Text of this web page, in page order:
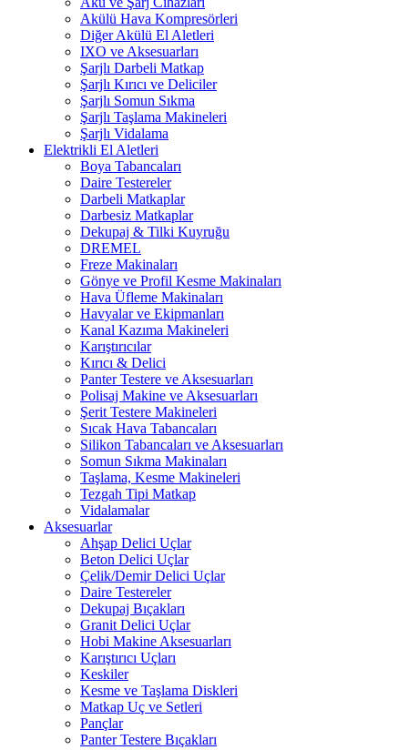
Akülü Hava Kompresörleri
Diğer Akülü El Aletleri
IXO ve Aksesuarları
Şarjlı Darbeli Matkap
Şarjlı Kırıcı ve Deliciler
Şarjlı Somun Sıkma
Şarjlı Taşlama Makineleri
Şarjlı Vidalama
Elektrikli El Aletleri
Boya Tabancaları
Daire Testereler
Darbeli Matkaplar
Darbesiz Matkaplar
Dekupaj & Tilki Kuyruğu
DREMEL
Freze Makinaları
Gönye ve Profil Kesme Makinaları
Hava Üfleme Makinaları
Havyalar ve Ekipmanları
Kanal Kazıma Makineleri
Karıştırıcılar
Kırıcı & Delici
Panter Testere ve Aksesuarları
Polisaj Makine ve Aksesuarları
Şerit Testere Makineleri
Sıcak Hava Tabancaları
Silikon Tabancaları ve Aksesuarları
Somun Sıkma Makinaları
Taşlama, Kesme Makineleri
Tezgah Tipi Matkap
Vidalamalar
Aksesuarlar
Ahşap Delici Uçlar
Beton Delici Uçlar
Çelik/Demir Delici Uçlar
Daire Testereler
Dekupaj Bıçakları
Granit Delici Uçlar
Hobi Makine Aksesuarları
Karıştırıcı Uçları
Keskiler
Kesme ve Taşlama Diskleri
Matkap Uç ve Setleri
Pançlar
Panter Testere Bıçakları